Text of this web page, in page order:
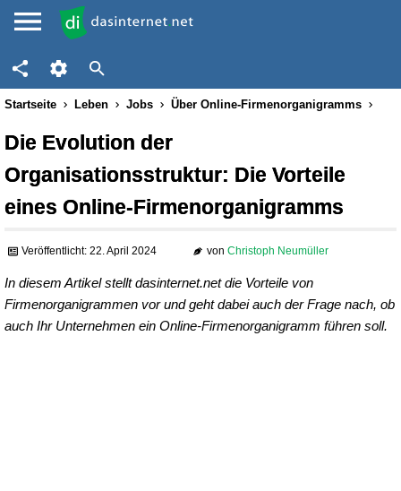
Startseite Leben Jobs Über Online-Firmenorganigramms
Die Evolution der
Organisationsstruktur: Die Vorteile
eines Online-Firmenorganigramms
Veröffentlicht: 22. April 2024 von Christoph Neumüller
In diesem Artikel stellt dasinternet.net die Vorteile von
Firmenorganigrammen vor und geht dabei auch der Frage nach, ob
auch Ihr Unternehmen ein Online-Firmenorganigramm führen soll.